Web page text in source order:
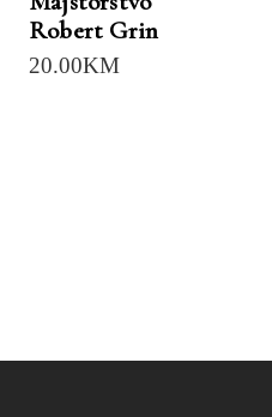
Robert Grin
20.00KM